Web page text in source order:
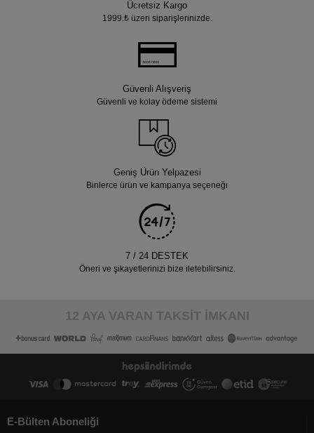
Ücretsiz Kargo
1999.₺ üzeri siparişlerinizde.
Güvenli Alışveriş
Güvenli ve kolay ödeme sistemi
Geniş Ürün Yelpazesi
Binlerce ürün ve kampanya seçeneği
7 / 24 DESTEK
Öneri ve şikayetlerinizi bize iletebilirsiniz.
12 AYA VARAN TAKSİT İMKANI
E-Bülten Aboneliği